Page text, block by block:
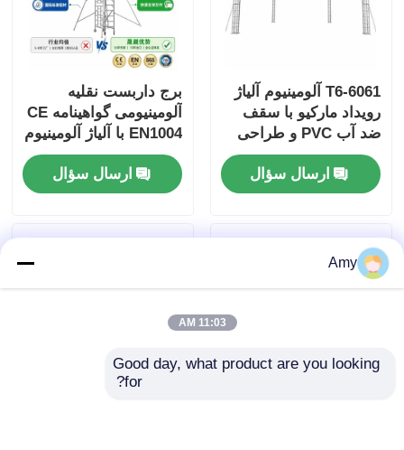
6061-T6 آلومینیوم آلیاژ
رویداد مارکیو با سقف
ضد آب PVC و طراحی
قابل حمل ماژولار
ارسال سؤال
برج داربست نقلیه
آلومینیومی گواهینامه CE
EN1004 با آلیاژ آلومینیوم
6061-T6 و ارتفاع قابل
تنظیم 6-12 متر
ارسال سؤال
Amy
11:03 AM
Good day, what product are you looking
for?